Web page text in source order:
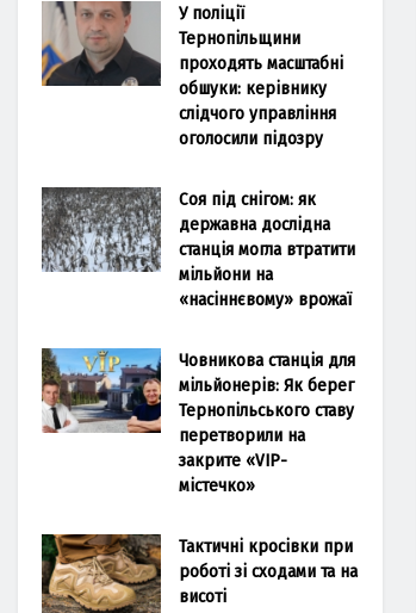
У поліції
Тернопільщини
проходять масштабні
обшуки: керівнику
слідчого управління
оголосили підозру
Соя під снігом: як
державна дослідна
станція могла втратити
мільйони на
«насіннєвому» врожаї
Човникова станція для
мільйонерів: Як берег
Тернопільського ставу
перетворили на
закрите «VIP-
містечко»
Тактичні кросівки при
роботі зі сходами та на
висоті